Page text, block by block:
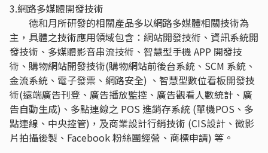
3.網路多媒體開發技術
德和月所研發的相關產品多以網路多媒體相關技術為
主，具體之技術應用領域包含：網站開發技術、資訊系統開
發技術、多媒體影音串流技術、智慧型手機 APP 開發技
術、購物網站開發技術(購物網站前後台系統、SCM 系統、
金流系統、電子發票、網路安全) 、智慧型數位看板開發技
術(遠端廣告刊登、廣告播放監控、廣告觀看人數統計、廣
告自動生成)、多點連線之 POS 進銷存系統 (單機POS、多
點連線、中央控管)，及商業設計行銷技術 (CIS設計、微影
片拍攝後製、Facebook 粉絲團經營、商標申請) 等。